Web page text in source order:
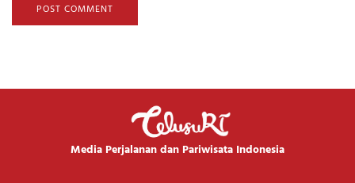
Media Perjalanan dan Pariwisata Indonesia